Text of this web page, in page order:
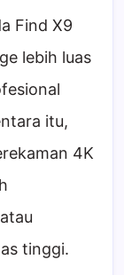
Find X9
lebih luas
itu,
4K
tinggi.